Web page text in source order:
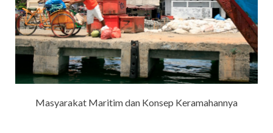
Masyarakat Maritim dan Konsep Keramahannya